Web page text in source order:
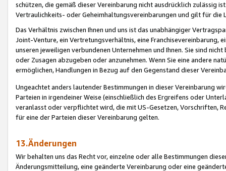
schützen, die gemäß dieser Vereinbarung nicht ausdrücklich zulässig
Vertraulichkeits- oder Geheimhaltungsvereinbarungen und gilt für die
Das Verhältnis zwischen Ihnen und uns ist das unabhängiger
Joint-Venture, ein Vertretungsverhältnis, eine Franchisevereinbarung,
unseren jeweiligen verbundenen Unternehmen und Ihnen. Sie sind
oder Zusagen abzugeben oder anzunehmen. Wenn Sie eine andere
ermöglichen, Handlungen in Bezug auf den Gegenstand dieser
Ungeachtet anders lautender Bestimmungen in dieser Vereinbarung
Parteien in irgendeiner Weise (einschließlich des Ergreifens oder
veranlasst oder verpflichtet wird, die mit US-Gesetzen, Vorschriften,
für eine der Parteien dieser Vereinbarung gelten.
13.Änderungen
Wir behalten uns das Recht vor, einzelne oder alle Bestimmungen
Änderungsmitteilung, eine geänderte Vereinbarung oder eine